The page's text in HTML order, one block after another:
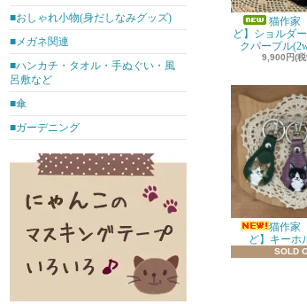
■おしゃれ小物(身だしなみグッズ)
■メガネ関連
■ハンカチ・タオル・手ぬぐい・風
呂敷など
■傘
■ガーデニング
猫作家
ど】ショルダ
クパープル
9,900円(
猫作家
ど】キー
SOLD